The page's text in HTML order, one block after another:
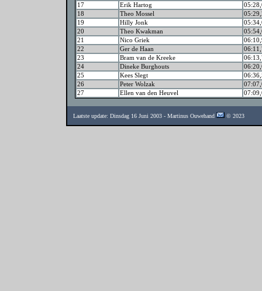
17
Erik Hartog
18
Theo Mossel
19
Hilly Jonk
20
Theo Kwakman
21
Nico Griek
22
Ger de Haan
23
Bram van de Kreeke
24
Dineke Burghouts
25
Kees Slegt
26
Peter Wolzak
27
Ellen van den Heuvel
Laatste update: Dinsdag 16 Juni 2003 - Martinus Ouwehand © 2023